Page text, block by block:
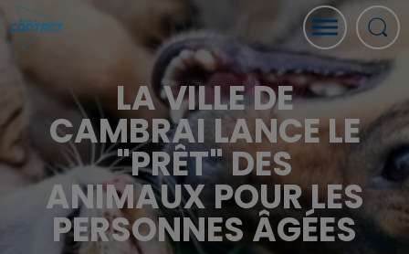
LA VILLE DE
CAMBRAI LANCE LE
"PRÊT" DES
ANIMAUX POUR LES
PERSONNES ÂGÉES